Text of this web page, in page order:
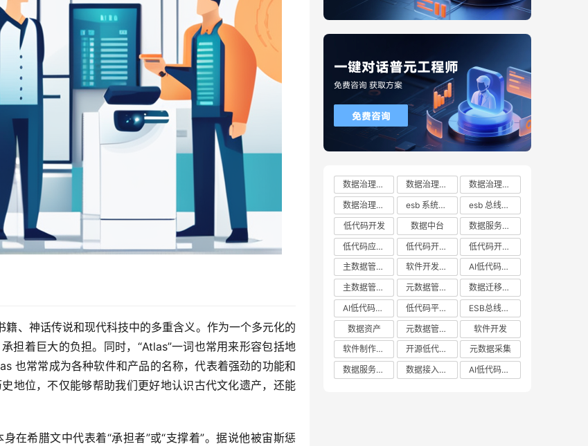
、神话传说和现代科技中的多重含义。作为一个多元化的
担着巨大的负担。同时，“Atlas”一词也常用来形容包括地
也常常成为各种软件和产品的名称，代表着强劲的功能和
地位，不仅能够帮助我们更好地认识古代文化遗产，还能
在希腊文中代表着“承担者”或“支撑着”。据说他被宙斯惩
数据治理方案 数据治理方案哪家好
数据治理方案有哪些
数据治理方案推荐
esb 系统都有哪些
esb 总线十大厂商排行榜
低代码开发
数据中台
数据服务总线
低代码应用平台
低代码开发云平台
低代码开发平台
主数据管理系统
软件开发平台
AI低代码开发
主数据管理平台
元数据管理系统
数据迁移工具
AI低代码开发云平台
低代码平台哪家好
ESB总线技术
数据资产
元数据管理系统哪家好
软件开发
软件制作平台
开源低代码平台
元数据采集
数据服务平台
数据接入管理系统 AI低代码应用平台